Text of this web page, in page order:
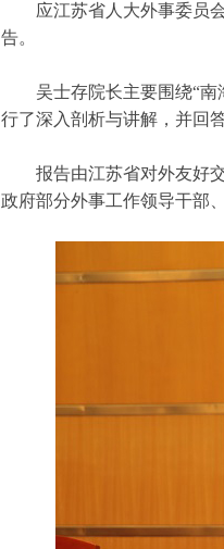
应江苏省人大外事委员
告。
吴士存院长主要围绕“
行了深入剖析与讲解，并回
报告由江苏省对外友好
政府部分外事工作领导干部